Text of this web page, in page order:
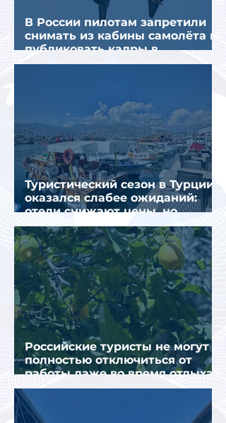
В России пилотам запретили
снимать из кабины самолёта и
публиковать кадры в
интернете
Туристический сезон в Турции
оказался слабее ожиданий:
отели снижают цены, но
загрузка остается низкой
Российские туристы не могут
полностью отключиться от
работы даже во время отдыха
в Турции